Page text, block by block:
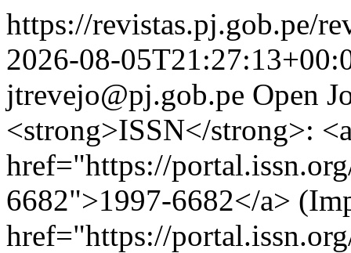
https://revistas.pj.gob.pe/
2026-08-
jtrevejo@pj.gob.pe Open
<strong>ISSN</strong>:
href="https://
6682">1997-6682</a>
href="https://